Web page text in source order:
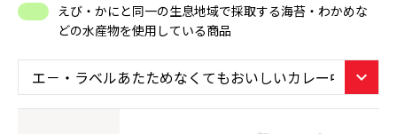
えび・かにと同一の生息地域で採取する海苔・わかめな
どの水産物を使用している商品